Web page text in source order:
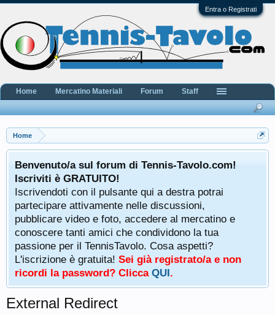
Entra o Registrati
Home
Benvenuto/a sul forum di Tennis-Tavolo.com!
Iscriviti è GRATUITO!
Iscrivendoti con il pulsante qui a destra potrai
partecipare attivamente nelle discussioni,
pubblicare video e foto, accedere al mercatino e
conoscere tanti amici che condividono la tua
passione per il TennisTavolo. Cosa aspetti?
L'iscrizione è gratuita! Sei già registrato/a e non
ricordi la password? Clicca QUI.
External Redirect
Home Mercatino Materiali Forum Staff